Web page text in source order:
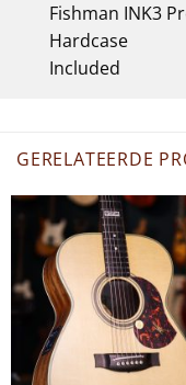
Fishman INK3
Hardcase
Included
GERELATEERDE